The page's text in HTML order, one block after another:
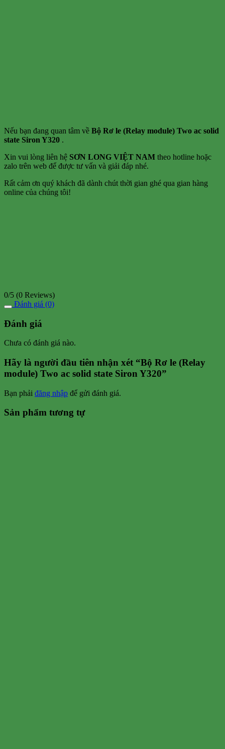
Nếu bạn đang quan tâm về Bộ Rơ le (Relay module) Two ac solid
state Siron Y320 .
Xin vui lòng liên hệ SƠN LONG VIỆT NAM theo hotline hoặc
zalo trên web để được tư vấn và giải đáp nhé.
Rất cảm ơn quý khách đã dành chút thời gian ghé qua gian hàng
online của chúng tôi!
0/5 (0 Reviews)
Đánh giá (0)
Đánh giá
Chưa có đánh giá nào.
Hãy là người đầu tiên nhận xét “Bộ Rơ le (Relay
module) Two ac solid state Siron Y320”
Bạn phải đăng nhập để gửi đánh giá.
Sản phẩm tương tự